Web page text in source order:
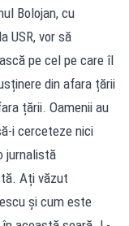
Bolojan, cu
USR, vor să
pe cel pe care îl
din afara țării
țării. Oamenii au
i cerceteze nici
jurnalistă
Ați văzut
și cum este